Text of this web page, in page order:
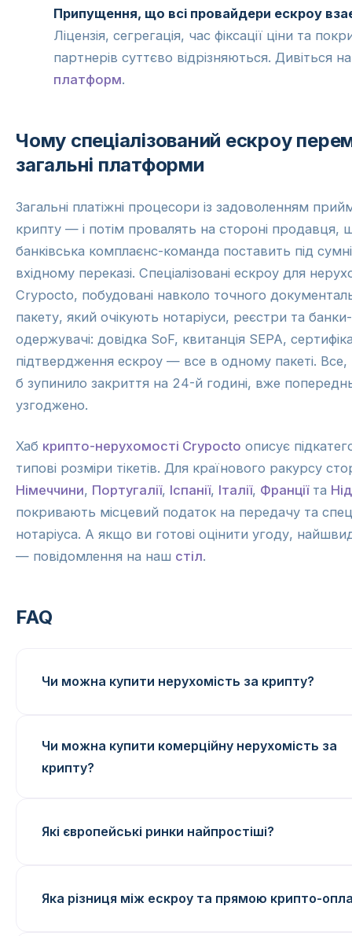
Припущення, що всі провайдери ескроу
Ліцензія, сегрегація, час фіксації ціни та
партнерів суттєво відрізняються. Дивіться
платформ.
Чому спеціалізований ескроу
загальні платформи
Загальні платіжні процесори із задоволенням
крипту — і потім провалять на стороні продавця,
банківська комплаєнс-команда поставить під
вхідному переказі. Спеціалізовані ескроу для
Crypocto, побудовані навколо точного
пакету, який очікують нотаріуси, реєстри та банки-
одержувачі: довідка SoF, квитанція SEPA,
підтвердження ескроу — все в одному пакеті.
б зупинило закриття на 24-й годині, вже
узгоджено.
Хаб крипто-нерухомості Crypocto описує
типові розміри тікетів. Для країнового ракурсу
Німеччини, Португалії, Іспанії, Італії, Франціїта
покривають місцевий податок на передачу та
нотаріуса. А якщо ви готові оцінити угоду,
— повідомлення на наш стіл.
FAQ
Чи можна купити нерухомість за крипту?
Чи можна купити комерційну нерухомість за
крипту?
Які європейські ринки найпростіші?
Яка різниця між ескроу та прямою крипто-